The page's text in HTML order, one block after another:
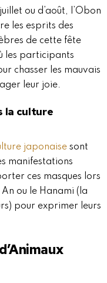
ou d’août, l’Obon
les esprits des
de cette fête
les participants
chasser les mauvais
leur joie.
la culture
japonaisesont
manifestations
ces masques lors
ou le Hanami (la
pour exprimer leurs